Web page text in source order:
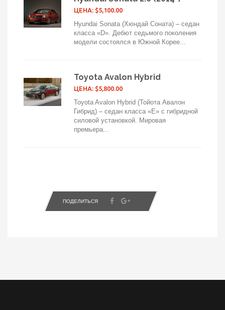
ЦЕНА: $5,100.00
Hyundai Sonata (Хюндай Соната) – седан
класса «D». Дебют седьмого поколения
модели состоялся в Южной Корее...
Toyota Avalon Hybrid
ЦЕНА: $5,800.00
Toyota Avalon Hybrid (Тойота Авалон
Гибрид) – седан класса «E» с гибридной
силовой установкой. Мировая
премьера...
ПОДЕЛИТЬСЯ